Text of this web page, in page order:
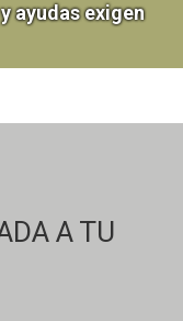
ayudas exigen
A TU